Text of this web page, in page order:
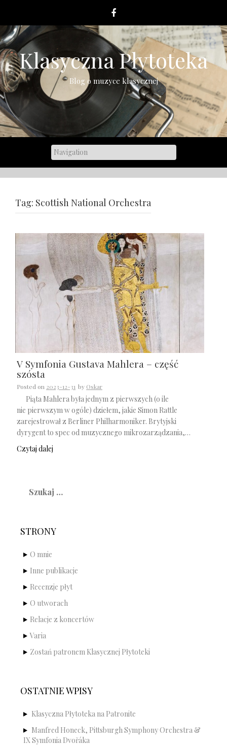
content
Klasyczna Płytoteka
Blog o muzyce klasycznej
Tag: Scottish National Orchestra
V Symfonia Gustava Mahlera – część
szósta
Posted on 2023-12-31 by Oskar
Piąta Mahlera była jednym z pierwszych (o ile
nie pierwszym w ogóle) dziełem, jakie Simon Rattle
zarejestrował z Berliner Philharmoniker. Brytyjski
dyrygent to spec od muzycznego mikrozarządzania,…
Czytaj dalej
STRONY
O mnie
Inne publikacje
Recenzje płyt
O utworach
Relacje z koncertów
Varia
Zostań patronem Klasycznej Płytoteki
OSTATNIE WPISY
Klasyczna Płytoteka na Patronite
Manfred Honeck, Pittsburgh Symphony Orchestra &
IX Symfonia Dvořáka